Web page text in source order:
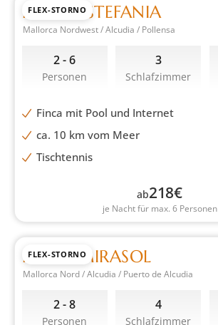
FLEX-STORNO
FINCA ESTEFANIA
Mallorca Nordwest / Alcudia / Pollensa
2 - 6
Personen
3
Schlafzimmer
Finca mit Pool und Internet
ca. 10 km vom Meer
Tischtennis
ab218€
je Nacht für max. 6 Personen
FLEX-STORNO
FINCA MIRASOL
Mallorca Nord / Alcudia / Puerto de Alcudia
2 - 8
Personen
4
Schlafzimmer